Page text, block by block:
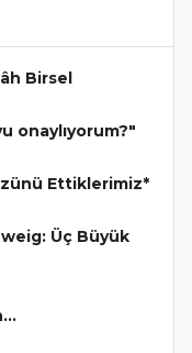
Birsel
onaylıyorum?"
Ettiklerimiz*
Üç Büyük